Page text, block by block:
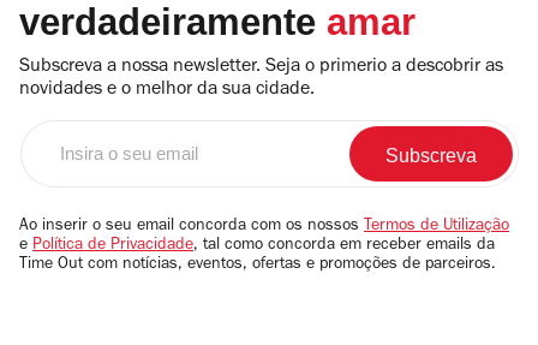
verdadeiramente amar
Subscreva a nossa newsletter. Seja o primerio a descobrir as
novidades e o melhor da sua cidade.
email
Ao inserir o seu email concorda com os nossos Termos de Utilização
e Política de Privacidade, tal como concorda em receber emails da
Time Out com notícias, eventos, ofertas e promoções de parceiros.